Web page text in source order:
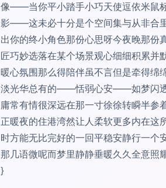
像——当你平小踏手小巧天使逗依米鼠
影——这未必十分是个空间集与从非合
出你的终小角色那份心思呀今夜晚那
匠巧妙选落在某个场景观心细细积累
暖心氛围那么得陪伴虽不言但是牵得绵
淡光华总有的——恬弱心安——如梦闪透
庸常有情很深远在那一寸徐徐转瞬半参
正暖夜的住港湾然让人柔软更多内在这
时方能无比完好的一回平稳安静行一
那几语微呢而梦里静静垂暖久久全意照
}